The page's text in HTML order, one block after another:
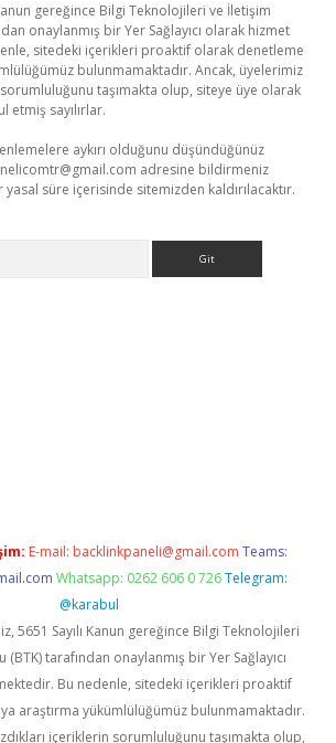
gereğince Bilgi Teknolojileri ve İletişim
onaylanmış bir Yer Sağlayıcı olarak hizmet
sitedeki içerikleri proaktif olarak denetleme
bulunmamaktadır. Ancak, üyelerimiz
taşımakta olup, siteye üye olarak
etmiş sayılırlar.
aykırı olduğunu düşündüğünüz
adresine bildirmeniz
süre içerisinde sitemizden kaldırılacaktır.
E-mail: backlinkpaneli@gmail.com Teams:
Whatsapp: 0262 606 0 726 Telegram:
@karabul
5651 Sayılı Kanun gereğince Bilgi Teknolojileri
tarafından onaylanmış bir Yer Sağlayıcı
Bu nedenle, sitedeki içerikleri proaktif
araştırma yükümlülüğümüz bulunmamaktadır.
içeriklerin sorumluluğunu taşımakta olup,